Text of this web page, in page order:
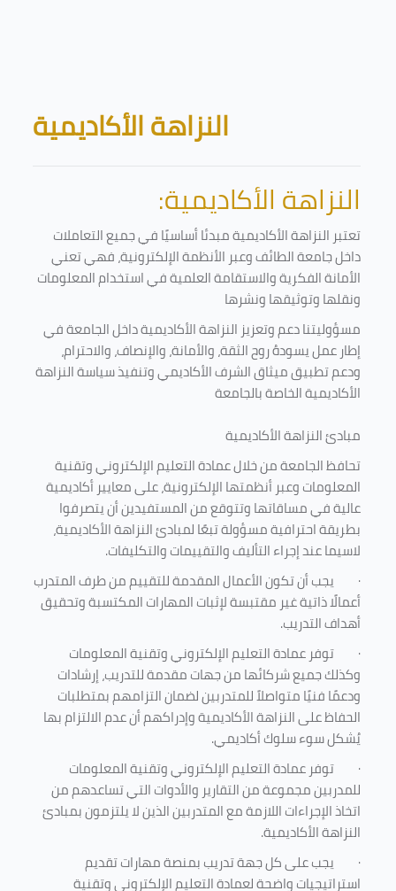
Blocks
النزاهة الأكاديمية
النزاهة الأكاديمية:
تعتبر النزاهة الأكاديمية مبدئا أساسيًا في جميع التعاملات
داخل جامعة الطائف وعبر الأنظمة الإلكترونية، فهي تعني
الأمانة الفكرية والاستقامة العلمية في استخدام المعلومات
ونقلها وتوثيقها ونشرها
مسؤوليتنا دعم وتعزيز النزاهة الأكاديمية داخل الجامعة في
إطار عمل يسودهُ روح الثقة، والأمانة، والإنصاف، والاحترام،
ودعم تطبيق ميثاق الشرف الأكاديمي وتنفيذ سياسة النزاهة
الأكاديمية الخاصة بالجامعة
مبادئ النزاهة الأكاديمية
تحافظ الجامعة من خلال عمادة التعليم الإلكتروني وتقنية
المعلومات وعبر أنظمتها الإلكترونية، على معايير أكاديمية
عالية في مساقاتها وتتوقع من المستفيدين أن يتصرفوا
بطريقة احترافية مسؤولة تبعًا لمبادئ النزاهة الأكاديمية،
لاسيما عند إجراء التأليف والتقييمات والتكليفات.
· يجب أن تكون الأعمال المقدمة للتقييم من طرف المتدرب
أعمالًا ذاتية غير مقتبسة لإثبات المهارات المكتسبة وتحقيق
أهداف التدريب.
· توفر عمادة التعليم الإلكتروني وتقنية المعلومات
وكذلك جميع شركائها من جهات مقدمة للتدريب، إرشادات
ودعمًا فنيًا متواصلاً للمتدربين لضمان التزامهم بمتطلبات
الحفاظ على النزاهة الأكاديمية وإدراكهم أن عدم الالتزام بها
يُشكل سوء سلوك أكاديمي.
· توفر عمادة التعليم الإلكتروني وتقنية المعلومات
للمدربين مجموعة من التقارير والأدوات التي تساعدهم من
اتخاذ الإجراءات اللازمة مع المتدربين الذين لا يلتزمون بمبادئ
النزاهة الأكاديمية.
· يجب على كل جهة تدريب بمنصة مهارات تقديم
استراتيجيات واضحة لعمادة التعليم الإلكتروني وتقنية